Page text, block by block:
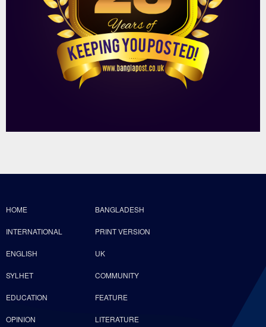
HOME BANGLADESH
INTERNATIONAL PRINT VERSION
ENGLISH UK
SYLHET COMMUNITY
EDUCATION FEATURE
OPINION LITERATURE